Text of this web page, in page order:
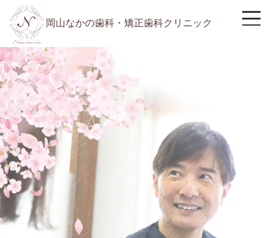
岡山なかの歯科・矯正歯科クリニック